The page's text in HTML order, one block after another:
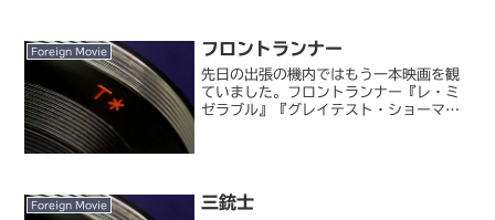
の国...
Foreign Movie フロントランナー
先日の出張の機内ではもう一本映画を観
ていました。フロントランナー『レ・ミ
ゼラブル』『グレイテスト・ショーマ
Foreign Movie 三銃士